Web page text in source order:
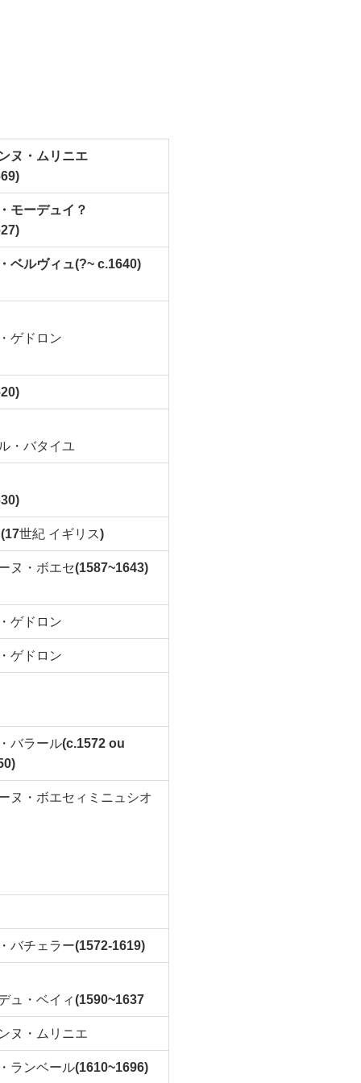
ヌ・ムリニエ
モーデュイ？
ベルヴィュ(?~ c.1640)
ゲドロン
・バタイユ
(17世紀 イギリス)
ヌ・ボエセ(1587~1643)
ゲドロン
ゲドロン
バラール(c.1572 ou
ヌ・ボエセィミニュシオ
バチェラー(1572-1619)
ュ・ベイィ(1590~1637
ヌ・ムリニエ
ランベール(1610~1696)